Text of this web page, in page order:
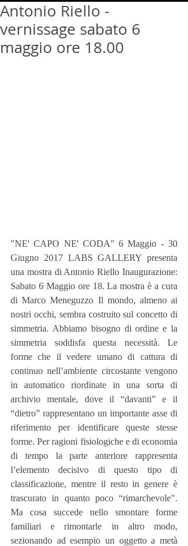
Antonio Riello -
vernissage sabato 6
maggio ore 18.00
"NE' CAPO NE' CODA" 6 Maggio - 30
Giugno 2017 LABS GALLERY presenta
una mostra di Antonio Riello Inaugurazione:
Sabato 6 Maggio ore 18. La mostra è a cura
di Marco Meneguzzo Il mondo, almeno ai
nostri occhi, sembra costruito sul concetto di
simmetria. Abbiamo bisogno di ordine e la
simmetria soddisfa questa necessità. Le
forme che il vedere umano di cattura di
continuo nell’ambiente circostante vengono
in automatico riordinate in una sorta di
archivio mentale, dove il “davanti” e il
“dietro” rappresentano un importante asse di
riferimento per identificare queste stesse
forme. Per ragioni fisiologiche e di economia
di tempo la parte anteriore rappresenta
l’elemento decisivo di questo tipo di
classificazione, mentre il resto in genere è
trascurato in quanto poco “rimarchevole".
Ma cosa succede nello smontare forme
familiari e rimontarle in altro modo,
sezionando ad esempio un oggetto a metà